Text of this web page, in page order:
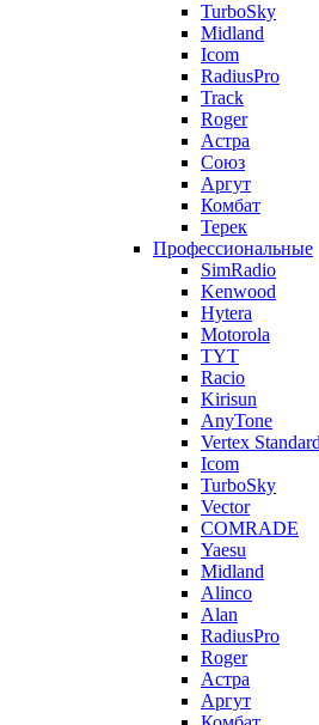
TurboSky
Midland
Icom
RadiusPro
Track
Roger
Астра
Союз
Аргут
Комбат
Терек
Профессиональные
SimRadio
Kenwood
Hytera
Motorola
TYT
Racio
Kirisun
AnyTone
Vertex Standard
Icom
TurboSky
Vector
COMRADE
Yaesu
Midland
Alinco
Alan
RadiusPro
Roger
Астра
Аргут